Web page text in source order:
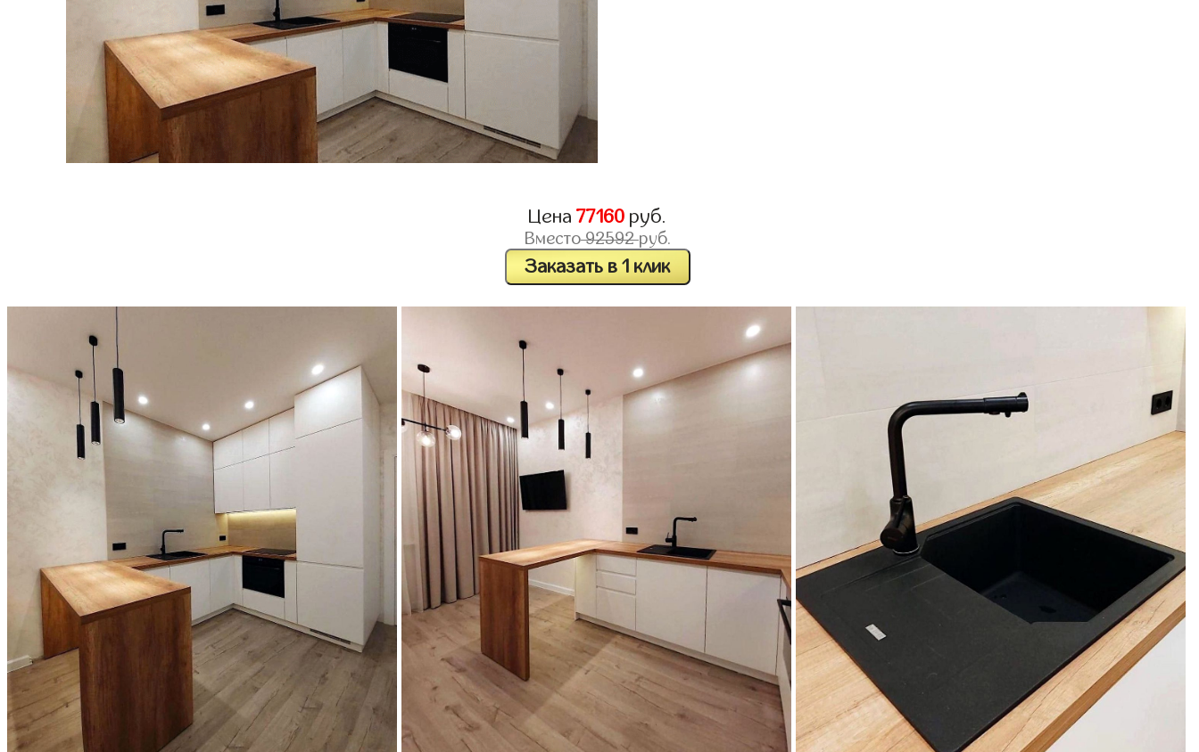
Цена77160 руб.
Вместо92592руб.
Заказать в 1 клик